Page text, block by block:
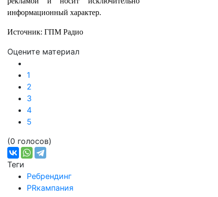
информационный характер.
Источник: ГПМ Радио
Оцените материал
1
2
3
4
5
(0 голосов)
Теги
Ребрендинг
PRкампания